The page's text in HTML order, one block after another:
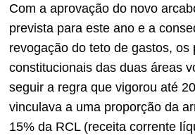
Com a aprovação do novo
prevista para este ano e a
revogação do teto de gastos, os
constitucionais das duas áreas
seguir a regra que vigorou até
vinculava a uma proporção da
15% da RCL (receita corrente